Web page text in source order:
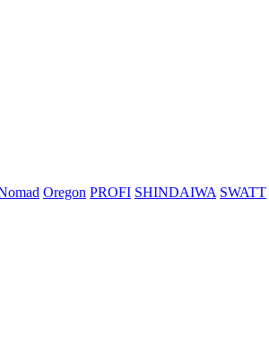
Oregon PROFI SHINDAIWA SWATT